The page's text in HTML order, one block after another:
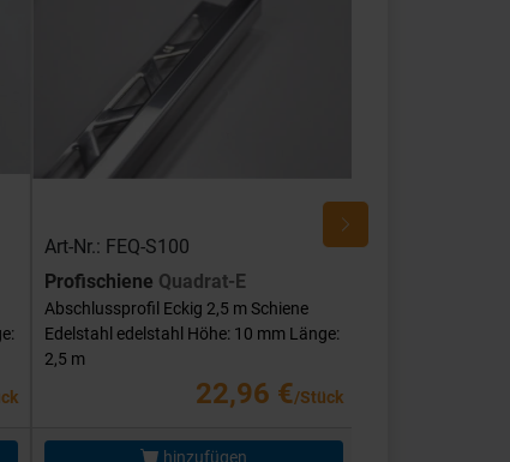
Art-Nr.: FEQ-S100
Profischiene Quadrat-E
Abschlussprofil Eckig 2,5 m Schiene
Edelstahl edelstahl Höhe: 10 mm Länge:
2,5 m
22,96 €/Stück
hinzufügen